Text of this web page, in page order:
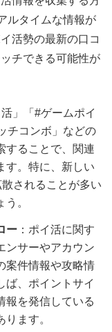
ルタイムな情報が
活勢の最新の口コ
チできる可能性が
活」「#ゲームポイ
チコンボ」などの
することで、関連
す。特に、新しい
されることが多い
。
ー ：ポイ活に関す
ンサーやアカウン
案件情報や攻略情
ば、ポイントサイ
報を発信している
ます。